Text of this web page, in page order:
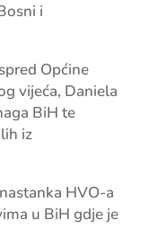
i
Općine
vijeća, Daniela
BiH te
iz
HVO-a
u BiH gdje je